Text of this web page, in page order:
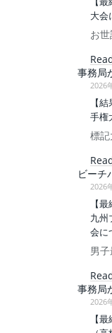
大会
お
事務局
2026
【
手権
標
ビーチ
2026
【
九州
会に
男
事務局
2026
【